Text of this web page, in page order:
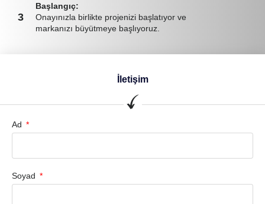
3
Başlangıç:
Onayınızla birlikte projenizi başlatıyor ve
markanızı büyütmeye başlıyoruz.
İletişim
Ad
Soyad